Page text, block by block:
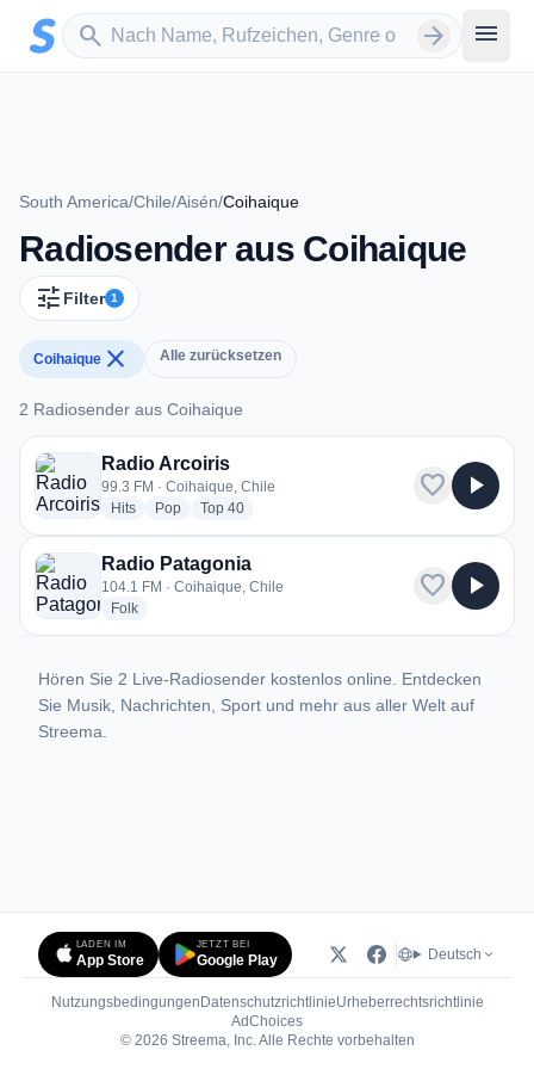
Zum Hauptinhalt springen
search
Sender suchen arrow_forward menu
South America/Chile/Aisén/Coihaique
Radiosender aus Coihaique
tune Filter 1
Coihaique close Alle zurücksetzen
2 Radiosender aus Coihaique
2 Radiosender aus Coihaique
Radio Arcoiris
99.3 FM · Coihaique, Chile
Hitsradio stations
Popradio stations
Top 40radio stations
favorite play_arrow
Radio Patagonia
104.1 FM · Coihaique, Chile
Folkradio stations
favorite play_arrow
Hören Sie 2 Live-Radiosender kostenlos online. Entdecken
Sie Musik, Nachrichten, Sport und mehr aus aller Welt auf
Streema.
LADEN IM
App Store
JETZT BEI
Google Play Deutsch
Nutzungsbedingungen DatenschutzrichtlinieUrheberrechtsrichtlinie
AdChoices(öffnet in neuem Tab)
© 2026 Streema, Inc. Alle Rechte vorbehalten